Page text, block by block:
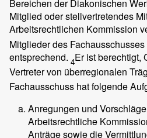
Bereichen der Diakonischen
Mitglied oder stellvertretendes
Arbeitsrechtlichen Kommission
Mitglieder des
entsprechend. 4Er ist berechtigt,
Vertreter von überregionalen
Fachausschuss hat folgende
Anregungen und
Arbeitsrechtliche
Anträge sowie die